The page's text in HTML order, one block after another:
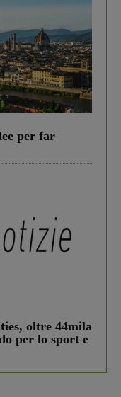
per far
oltre 44mila
per lo sport e